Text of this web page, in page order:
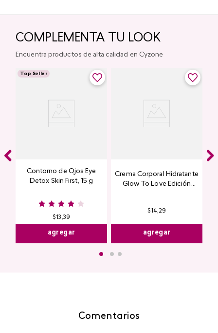
COMPLEMENTA TU LOOK
Encuentra productos de alta calidad en Cyzone
Top Seller
Contorno de Ojos Eye
Detox Skin First, 15 g
$13,39
agregar
Crema Corporal Hidratante
Glow To Love Edición
$14,29
agregar
Comentarios